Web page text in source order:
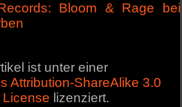
Bloom & Rage bei
ist unter einer
Attribution-ShareAlike 3.0
lizenziert.